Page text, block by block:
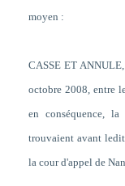
moyen :
CASSE ET
octobre 2008, entre
en conséquence,
trouvaient avant
la cour d'appel de